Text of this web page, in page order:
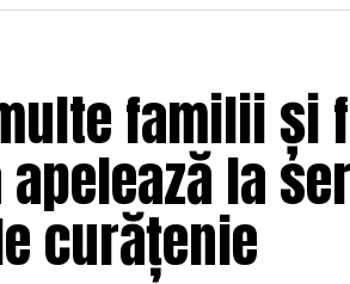
familii și
la
curățenie